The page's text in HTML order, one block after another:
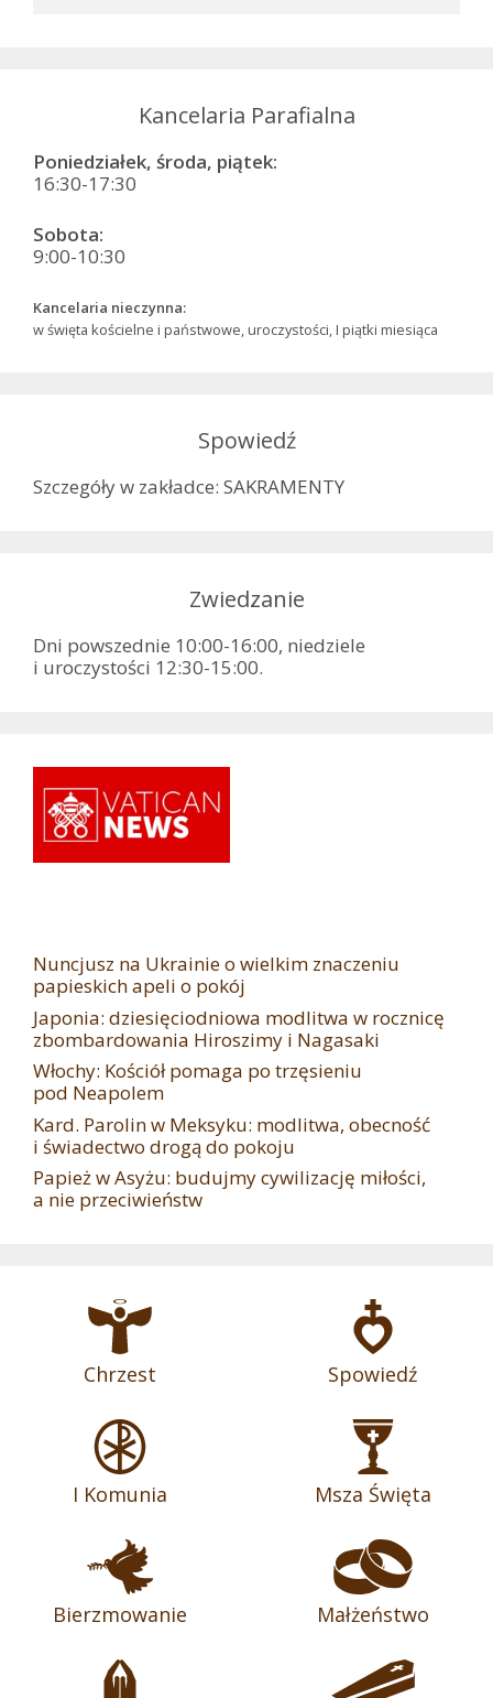
Kancelaria Parafialna
Poniedziałek, środa, piątek:
16:30-17:30
Sobota:
9:00-10:30
Kancelaria nieczynna:
w święta kościelne i państwowe, uroczystości, I piątki miesiąca
Spowiedź
Szczegóły w zakładce: SAKRAMENTY
Zwiedzanie
Dni powszednie 10:00-16:00, niedziele
i uroczystości 12:30-15:00.
Nuncjusz na Ukrainie o wielkim znaczeniu
papieskich apeli o pokój
Japonia: dziesięciodniowa modlitwa w rocznicę
zbombardowania Hiroszimy i Nagasaki
Włochy: Kościół pomaga po trzęsieniu
pod Neapolem
Kard. Parolin w Meksyku: modlitwa, obecność
i świadectwo drogą do pokoju
Papież w Asyżu: budujmy cywilizację miłości,
a nie przeciwieństw
Chrzest Spowiedź
I Komunia Msza Święta
Bierzmowanie Małżeństwo